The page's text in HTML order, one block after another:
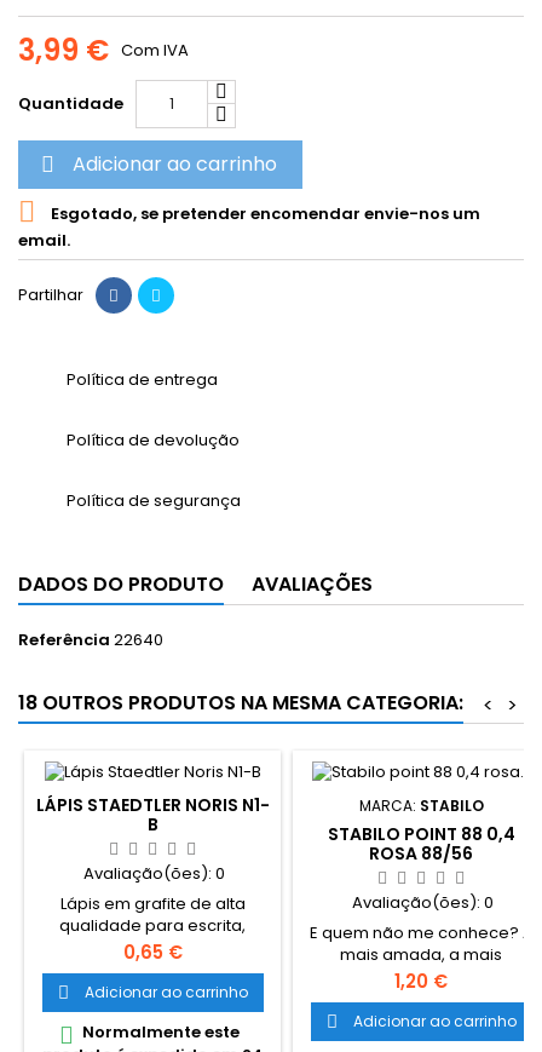
3,99 € Com IVA
Quantidade
 Adicionar ao carrinho

Esgotado, se pretender encomendar envie-nos um
email.
Partilhar
Política de entrega
Política de devolução
Política de segurança
DADOS DO PRODUTO AVALIAÇÕES
Referência 22640
18 OUTROS PRODUTOS NA MESMA CATEGORIA: >
<
LÁPIS STAEDTLER NORIS N1-
B
Avaliação(ões): 0
Lápis em grafite de alta
qualidade para escrita,
desenho e esboço. Ideal
para utilizar na escola e no
escritório. Especialmente
resistente à quebra devido à
super-mina. Até 5 graus
Preço
0,65 €
 Adicionar ao carrinho
 Normalmente este
MARCA: STABILO
STABILO POINT 88 0,4
ROSA 88/56
Avaliação(ões): 0
E quem não me conhece? A
mais amada, a mais
procurada, a primeira e
única Point 88 da Stabilo.
Indicada para desenhos
detalhados, traços precisos
Preço
1,20 €
 Adicionar ao carrinho